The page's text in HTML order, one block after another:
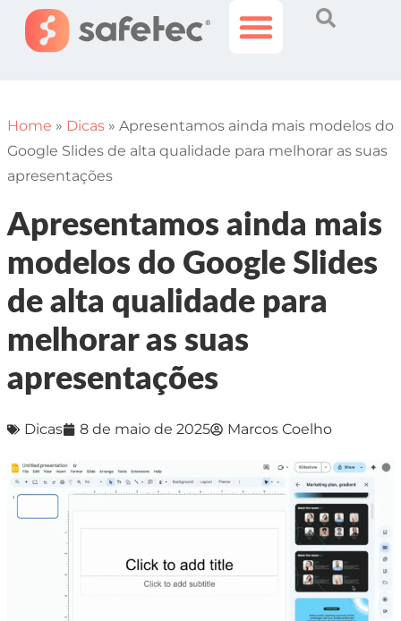
Home » Dicas » Apresentamos ainda mais modelos do
Google Slides de alta qualidade para melhorar as suas
apresentações
Apresentamos ainda mais
modelos do Google Slides
de alta qualidade para
melhorar as suas
apresentações
Dicas 8 de maio de 2025 Marcos Coelho